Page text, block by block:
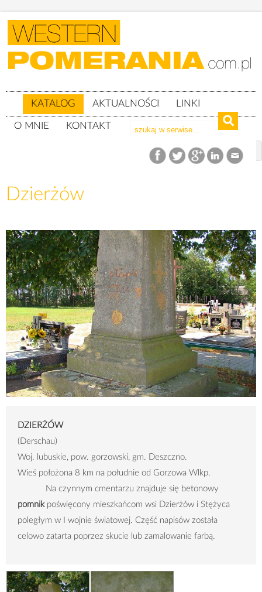
KATALOG AKTUALNOŚCI LINKI
O MNIE KONTAKT
woj. lubuskie
Dzierżów
DZIERŻÓW
(Derschau)
Woj. lubuskie, pow. gorzowski, gm. Deszczno.
Wieś położona 8 km na południe od Gorzowa Wlkp.
Na czynnym cmentarzu znajduje się betonowy
pomnikpoświęcony mieszkańcom wsi Dzierżów i Stężyca
poległym w I wojnie światowej. Część napisów została
celowo zatarta poprzez skucie lub zamalowanie farbą.